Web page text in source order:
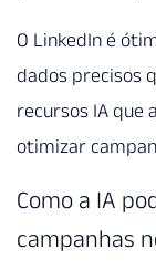
O LinkedIn é
dados precisos
recursos IA que
otimizar
Como a IA
campanhas